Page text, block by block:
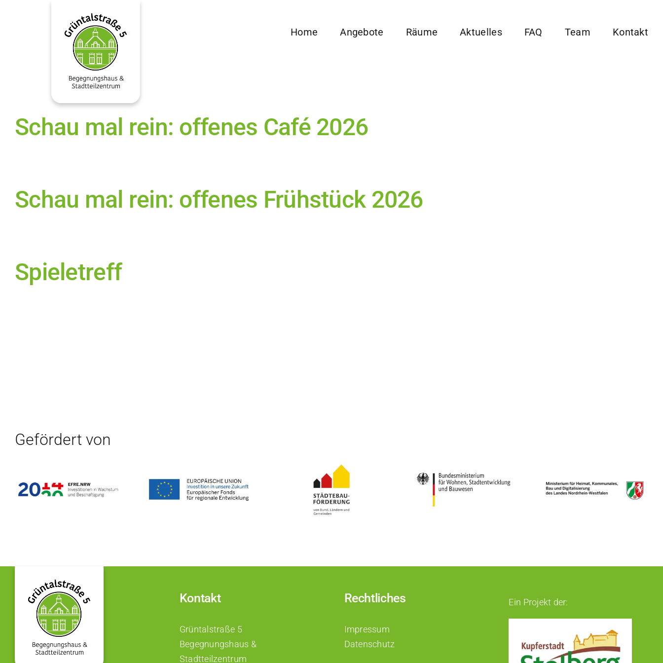
Home Angebote Räume Aktuelles FAQ Team Kontakt
Schau mal rein: offenes Café 2026
Schau mal rein: offenes Frühstück 2026
Spieletreff
Gefördert von
Kontakt
Grüntalstraße 5
Begegnungshaus &
Stadtteilzentrum
Rechtliches
Impressum
Datenschutz
Ein Projekt der: